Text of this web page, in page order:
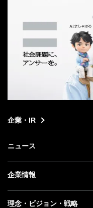
企業・IR
ニュース
ニュース トップ
プレスリリース
企業情報
企業情報 トップ
理念・ビジョン・戦略